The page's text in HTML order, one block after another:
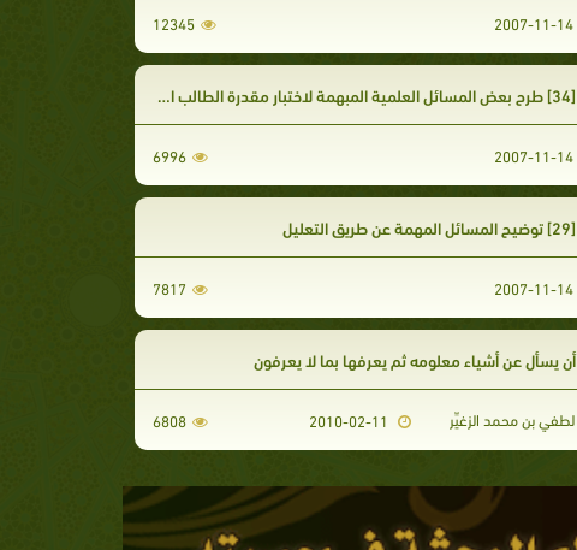
2007-11-14
12345
[34] طرح بعض المسائل العلمية المبهمة لاختبار مقدرة الطالب العقلية
2007-11-14
6996
[29] توضيح المسائل المهمة عن طريق التعليل
2007-11-14
7817
أن يسأل عن أشياء معلومه ثم يعرفها بما لا يعرفون
لطفي بن محمد الزغيِّر 6808